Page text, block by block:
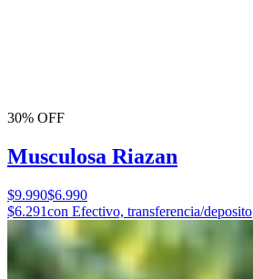
30% OFF
Musculosa Riazan
$9.990$6.990
$6.291con Efectivo, transferencia/deposito